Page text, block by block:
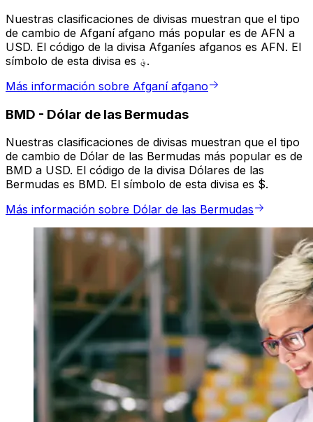
Nuestras clasificaciones de divisas muestran que el tipo
de cambio de Afganí afgano más popular es de AFN a
USD. El código de la divisa Afganíes afganos es AFN. El
símbolo de esta divisa es ؋.
Más información sobre Afganí afgano
BMD - Dólar de las Bermudas
Nuestras clasificaciones de divisas muestran que el tipo
de cambio de Dólar de las Bermudas más popular es de
BMD a USD. El código de la divisa Dólares de las
Bermudas es BMD. El símbolo de esta divisa es $.
Más información sobre Dólar de las Bermudas